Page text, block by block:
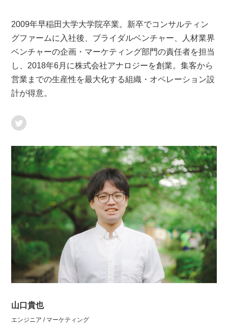
2009年早稲田大学大学院卒業。新卒でコンサルティン
グファームに入社後、ブライダルベンチャー、人材業界
ベンチャーの企画・マーケティング部門の責任者を担当
し、2018年6月に株式会社アナロジーを創業。集客から
営業までの生産性を最大化する組織・オペレーション設
計が得意。
山口貴也
エンジニア / マーケティング